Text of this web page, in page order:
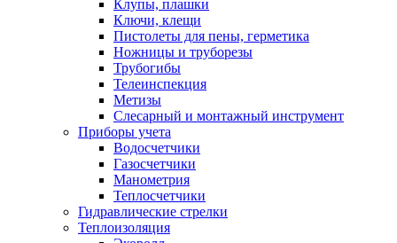
Клупы, плашки
Ключи, клещи
Пистолеты для пены, герметика
Ножницы и труборезы
Трубогибы
Телеинспекция
Метизы
Слесарный и монтажный инструмент
Приборы учета
Водосчетчики
Газосчетчики
Манометрия
Теплосчетчики
Гидравлические стрелки
Теплоизоляция